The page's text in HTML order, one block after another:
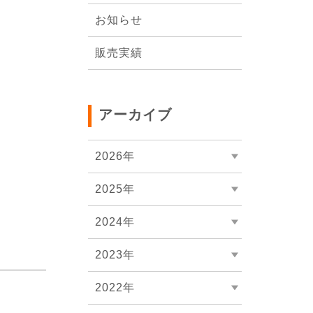
お知らせ
販売実績
アーカイブ
2026年
2025年
2024年
2023年
2022年